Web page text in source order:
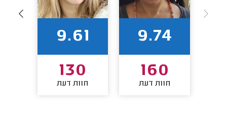
9.74
160
חוות דעת
9.61
130
חוות דעת